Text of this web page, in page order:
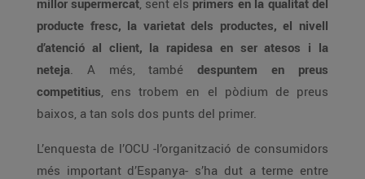
millor supermercat, sent els primers en la qualitat del
producte fresc, la varietat dels productes, el nivell
d’atenció al client, la rapidesa en ser atesos i la
neteja. A més, també despuntem en preus
competitius, ens trobem en el pòdium de preus
baixos, a tan sols dos punts del primer.
L’enquesta de l’OCU -l’organització de consumidors
més important d’Espanya- s’ha dut a terme entre